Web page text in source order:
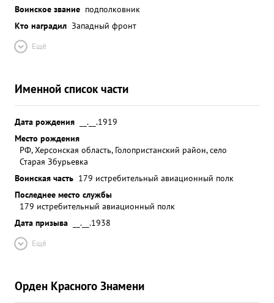
Воинское звание подполковник
Кто наградил Западный фронт
Ещё
Именной список части
Дата рождения
__.__.1919
Место рождения
РФ, Херсонская область, Голопристанский район, село
Старая Збурьевка
Воинская часть 179 истребительный авиационный полк
Последнее место службы
179 истребительный авиационный полк
Дата призыва
__.__.1938
Ещё
Орден Красного Знамени